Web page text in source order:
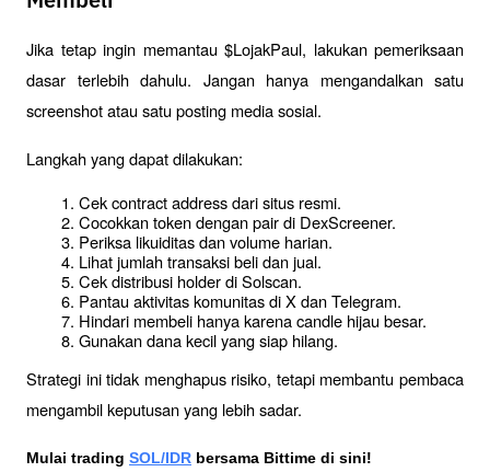
Jika tetap ingin memantau $LojakPaul, lakukan pemeriksaan
dasar terlebih dahulu. Jangan hanya mengandalkan satu
screenshot atau satu posting media sosial.
Langkah yang dapat dilakukan:
Cek contract address dari situs resmi.
Cocokkan token dengan pair di DexScreener.
Periksa likuiditas dan volume harian.
Lihat jumlah transaksi beli dan jual.
Cek distribusi holder di Solscan.
Pantau aktivitas komunitas di X dan Telegram.
Hindari membeli hanya karena candle hijau besar.
Gunakan dana kecil yang siap hilang.
Strategi ini tidak menghapus risiko, tetapi membantu pembaca
mengambil keputusan yang lebih sadar.
Mulai trading SOL/IDR bersama Bittime di sini!